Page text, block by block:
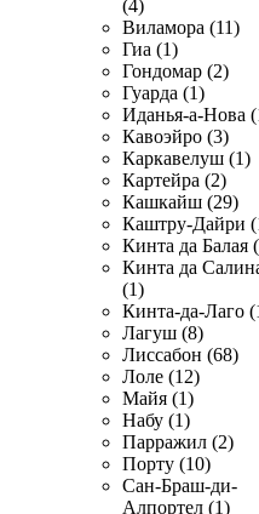
(4)
Виламора (11)
Гиа (1)
Гондомар (2)
Гуарда (1)
Иданья-а-Нова
Кавоэйро (3)
Каркавелуш (1)
Картейра (2)
Кашкайш (29)
Каштру-Дайри
Кинта да Балая
Кинта да
(1)
Кинта-да-Лаго
Лагуш (8)
Лиссабон (68)
Лоле (12)
Майя (1)
Набу (1)
Парражил (2)
Порту (10)
Сан-Браш-ди-
Алпортел (1)